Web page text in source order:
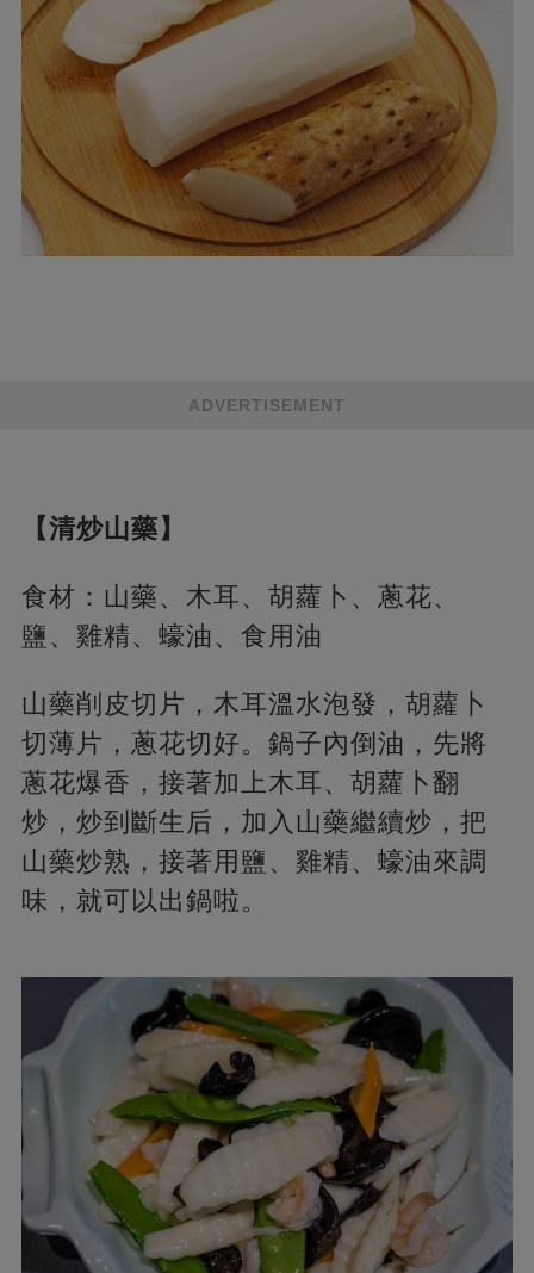
ADVERTISEMENT
【清炒山藥】
食材：山藥、木耳、胡蘿卜、蔥花、
鹽、雞精、蠔油、食用油
山藥削皮切片，木耳溫水泡發，胡蘿卜
切薄片，蔥花切好。鍋子內倒油，先將
蔥花爆香，接著加上木耳、胡蘿卜翻
炒，炒到斷生后，加入山藥繼續炒，把
山藥炒熟，接著用鹽、雞精、蠔油來調
味，就可以出鍋啦。